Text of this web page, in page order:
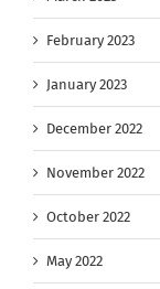
February 2023
January 2023
December 2022
November 2022
October 2022
May 2022